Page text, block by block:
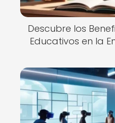
Descubre los
Educativos en la